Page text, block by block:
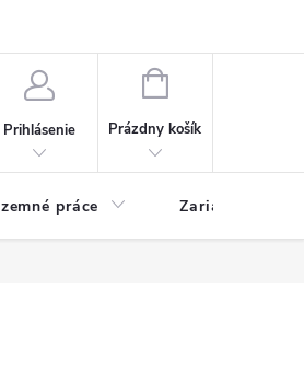
Prihlásenie
NÁKUPNÝ
Prázdny košík
práce Zariadenia na